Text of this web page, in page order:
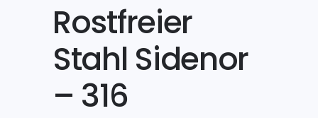
Rostfreier
Stahl Sidenor
– 316